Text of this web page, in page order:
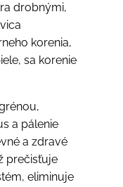
drobnými,
korenia,
sa korenie
a pálenie
a zdravé
prečisťuje
eliminuje